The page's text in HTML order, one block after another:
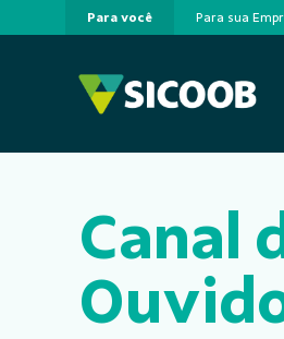
Pular para o Conteúdo principal
Para você Para sua
Canal